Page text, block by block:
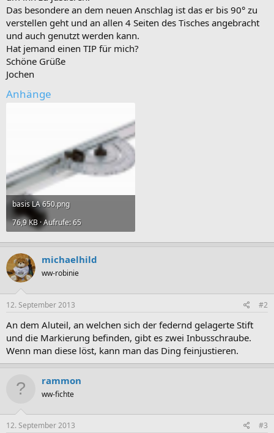
Das besondere an dem neuen Anschlag ist das er bis 90° zu
verstellen geht und an allen 4 Seiten des Tisches angebracht
und auch genutzt werden kann.
Hat jemand einen TIP für mich?
Schöne Grüße
Jochen
Anhänge
basis LA 650.png
76,9 KB · Aufrufe: 65
michaelhild
ww-robinie
12. September 2013 #2
An dem Aluteil, an welchen sich der federnd gelagerte Stift
und die Markierung befinden, gibt es zwei Inbusschraube.
Wenn man diese löst, kann man das Ding feinjustieren.
rammon
ww-fichte
12. September 2013 #3